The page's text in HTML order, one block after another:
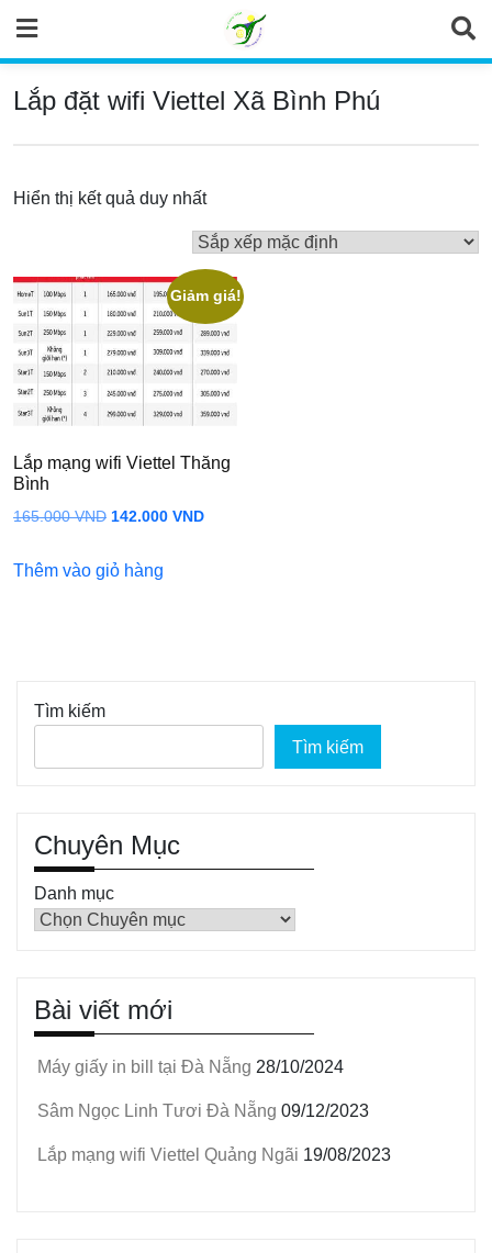
content
Lắp đặt wifi Viettel Xã Bình Phú
Hiển thị kết quả duy nhất
Giảm giá!
Lắp mạng wifi Viettel Thăng
Bình
165.000VND Giá
là:
142.000 VNDGiá
Thêm vào giỏ hàng
Tìm kiếm
Tìm kiếm
Chuyên Mục
Danh mục
Bài viết mới
Máy giấy in bill tại Đà Nẵng 28/10/2024
Sâm Ngọc Linh Tươi Đà Nẵng 09/12/2023
Lắp mạng wifi Viettel Quảng Ngãi 19/08/2023